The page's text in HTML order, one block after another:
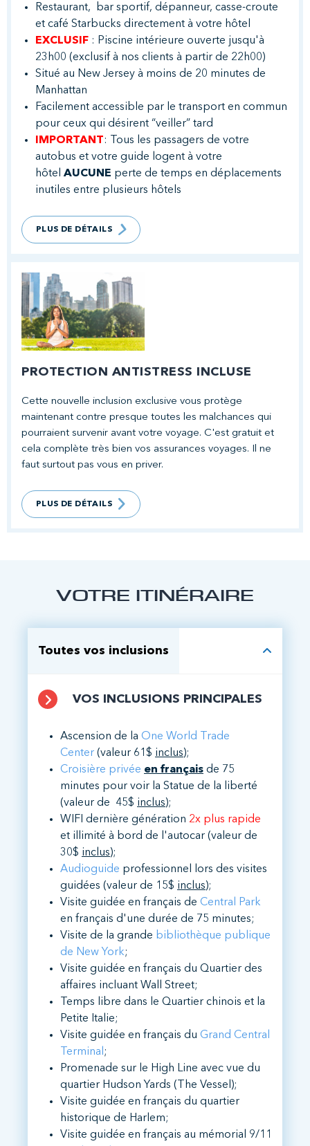
Restaurant, bar sportif, dépanneur, casse-croute
et café Starbucks directement à votre hôtel
EXCLUSIF : Piscine intérieure ouverte jusqu'à
23h00 (exclusif à nos clients à partir de 22h00)
Situé au New Jersey à moins de 20 minutes de
Manhattan
Facilement accessible par le transport en commun
pour ceux qui désirent “veiller” tard
IMPORTANT: Tous les passagers de votre
autobus et votre guide logent à votre
hôtel AUCUNE perte de temps en déplacements
inutiles entre plusieurs hôtels
PLUS DE DÉTAILS
PROTECTION ANTISTRESS INCLUSE
Cette nouvelle inclusion exclusive vous protège
maintenant contre presque toutes les malchances qui
pourraient survenir avant votre voyage. C'est gratuit et
cela complète très bien vos assurances voyages. Il ne
faut surtout pas vous en priver.
PLUS DE DÉTAILS
VOTRE ITINÉRAIRE
Toutes vos inclusions
VOS INCLUSIONS PRINCIPALES
Ascension de la One World Trade
Center (valeur 61$ inclus);
Croisière privée en français de 75
minutes pour voir la Statue de la liberté
(valeur de 45$ inclus);
WIFI dernière génération 2x plus rapide
et illimité à bord de l'autocar (valeur de
30$ inclus);
Audioguide professionnel lors des visites
guidées (valeur de 15$ inclus);
Visite guidée en français de Central Park
en français d'une durée de 75 minutes;
Visite de la grande bibliothèque publique
de New York;
Visite guidée en français du Quartier des
affaires incluant Wall Street;
Temps libre dans le Quartier chinois et la
Petite Italie;
Visite guidée en français du Grand Central
Terminal ;
Promenade sur le High Line avec vue du
quartier Hudson Yards (The Vessel);
Visite guidée en français du quartier
historique de Harlem;
Visite guidée en français au mémorial 9/11